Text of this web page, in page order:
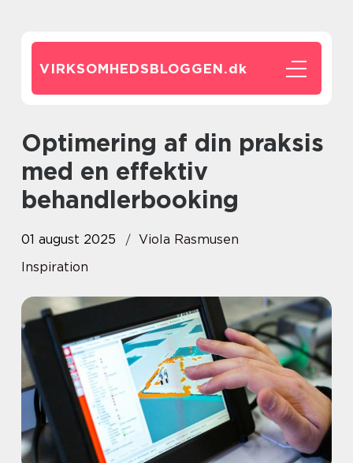
VIRKSOMHEDSBLOGGEN.dk
Optimering af din praksis
med en effektiv
behandlerbooking
01 august 2025
Viola Rasmusen
Inspiration